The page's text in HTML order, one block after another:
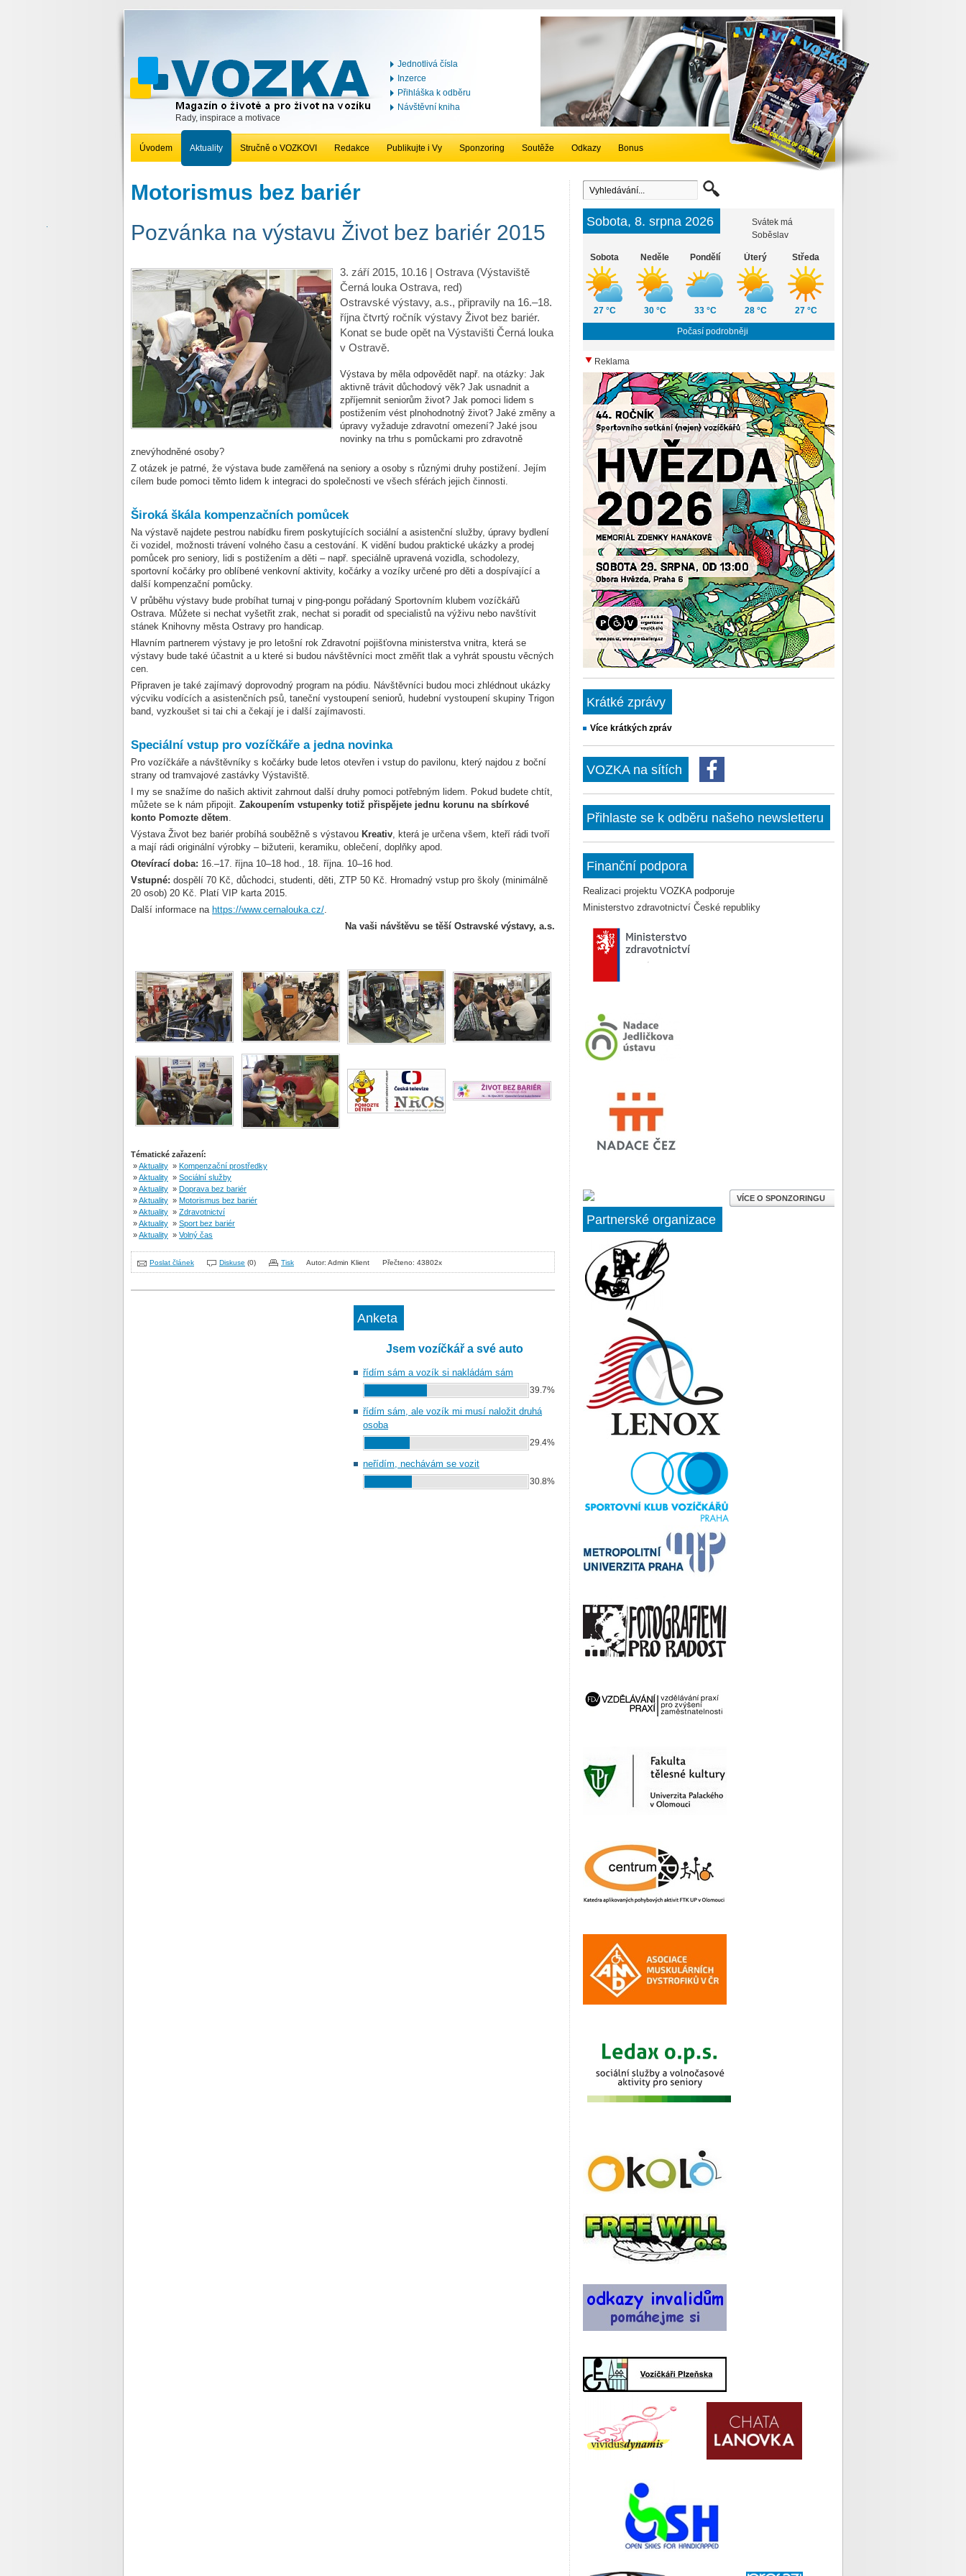
Rady, inspirace a motivace
Jednotlivá čísla
Inzerce
Přihláška k odběru
Návštěvní kniha
Úvodem Aktuality Stručně o VOZKOVI Redakce Publikujte i Vy Sponzoring Soutěže Odkazy Bonus
Motorismus bez bariér
Pozvánka na výstavu Život bez bariér 2015
3. září 2015, 10.16 | Ostrava (Výstaviště
Černá louka Ostrava, red)
Ostravské výstavy, a.s., připravily na 16.–18.
října čtvrtý ročník výstavy Život bez bariér.
Konat se bude opět na Výstavišti Černá louka
v Ostravě.
Výstava by měla odpovědět např. na otázky: Jak
aktivně trávit důchodový věk? Jak usnadnit a
zpříjemnit seniorům život? Jak pomoci lidem s
postižením vést plnohodnotný život? Jaké změny a
úpravy vyžaduje zdravotní omezení? Jaké jsou
novinky na trhu s pomůckami pro zdravotně
znevýhodněné osoby?
Z otázek je patrné, že výstava bude zaměřená na seniory a osoby s různými druhy postižení. Jejím
cílem bude pomoci těmto lidem k integraci do společnosti ve všech sférách jejich činnosti.
Široká škála kompenzačních pomůcek
Na výstavě najdete pestrou nabídku firem poskytujících sociální a asistenční služby, úpravy bydlení
či vozidel, možnosti trávení volného času a cestování. K vidění budou praktické ukázky a prodej
pomůcek pro seniory, lidi s postižením a děti – např. speciálně upravená vozidla, schodolezy,
sportovní kočárky pro oblíbené venkovní aktivity, kočárky a vozíky určené pro děti a dospívající a
další kompenzační pomůcky.
V průběhu výstavy bude probíhat turnaj v ping-pongu pořádaný Sportovním klubem vozíčkářů
Ostrava. Můžete si nechat vyšetřit zrak, nechat si poradit od specialistů na výživu nebo navštívit
stánek Knihovny města Ostravy pro handicap.
Hlavním partnerem výstavy je pro letošní rok Zdravotní pojišťovna ministerstva vnitra, která se
výstavy bude také účastnit a u které si budou návštěvníci moct změřit tlak a vyhrát spoustu věcných
cen.
Připraven je také zajímavý doprovodný program na pódiu. Návštěvníci budou moci zhlédnout ukázky
výcviku vodících a asistenčních psů, taneční vystoupení seniorů, hudební vystoupení skupiny Trigon
band, vyzkoušet si tai chi a čekají je i další zajímavosti.
Speciální vstup pro vozíčkáře a jedna novinka
Pro vozíčkáře a návštěvníky s kočárky bude letos otevřen i vstup do pavilonu, který najdou z boční
strany od tramvajové zastávky Výstaviště.
I my se snažíme do našich aktivit zahrnout další druhy pomoci potřebným lidem. Pokud budete chtít,
můžete se k nám připojit. Zakoupením vstupenky totiž přispějete jednu korunu na sbírkové
konto Pomozte dětem.
Výstava Život bez bariér probíhá souběžně s výstavou Kreativ, která je určena všem, kteří rádi tvoří
a mají rádi originální výrobky – bižuterii, keramiku, oblečení, doplňky apod.
Otevírací doba: 16.–17. října 10–18 hod., 18. října. 10–16 hod.
Vstupné: dospělí 70 Kč, důchodci, studenti, děti, ZTP 50 Kč. Hromadný vstup pro školy (minimálně
20 osob) 20 Kč. Platí VIP karta 2015.
Další informace na https://www.cernalouka.cz/.
Na vaši návštěvu se těší Ostravské výstavy, a.s.
Tématické zařazení:
»Aktuality » Kompenzační prostředky
»Aktuality » Sociální služby
»Aktuality » Doprava bez bariér
»Aktuality » Motorismus bez bariér
»Aktuality » Zdravotnictví
»Aktuality » Sport bez bariér
»Aktuality » Volný čas
Poslat článek Diskuse (0) Tisk Autor: Admin Klient Přečteno: 43802x
Anketa
Jsem vozíčkář a své auto
řídím sám a vozík si nakládám sám
39.7%
řídím sám, ale vozík mi musí naložit druhá
osoba
29.4%
neřídím, nechávám se vozit
30.8%
Sobota, 8. srpna 2026
Svátek má
Soběslav
Sobota
27 °C
Neděle
30 °C
Pondělí
33 °C
Úterý
28 °C
Středa
27 °C
Počasí podrobněji
Reklama
Krátké zprávy
Více krátkých zpráv
VOZKA na sítích
Přihlaste se k odběru našeho newsletteru
Finanční podpora
Realizaci projektu VOZKA podporuje
Ministerstvo zdravotnictví České republiky
VÍCE O SPONZORINGU
Partnerské organizace